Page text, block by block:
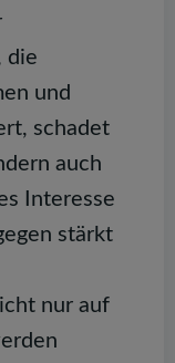
die
und
schadet
auch
Interesse
stärkt
nur auf